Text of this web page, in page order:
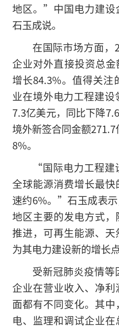
地区。”中国电力建设
石玉成说。
在国际市场方面，
企业对外直接投资总
增长84.3%。值得关注
业在境外电力工程建
7.3亿美元，同比下降
境外新签合同金额
8%。
“国际电力工程
全球能源消费增长最
速约6%。”石玉成表
地区主要的发电方式，
推进，可再生能源、
为其电力建设新的增长点
受新冠肺炎疫情
企业在营业收入、净
面都有不同变化。其
电、监理和调试企业